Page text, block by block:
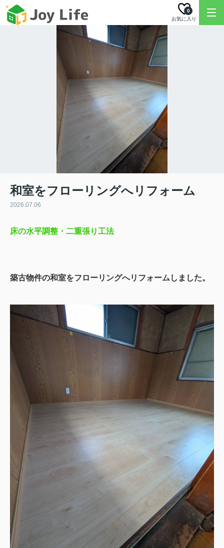
お気に入り
0
和室をフローリングへリフォーム
2026.07.06
床の水平調整・二重張り工法
築古物件の和室をフローリングへリフォームしました。